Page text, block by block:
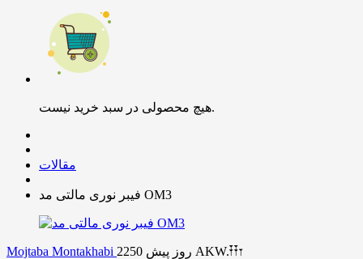
هیچ محصولی در سبد خرید نیست.
مقالات
فیبر نوری مالتی مد OM3
Mojtaba Montakhabi
AKW.𐏒𐏒𐏑